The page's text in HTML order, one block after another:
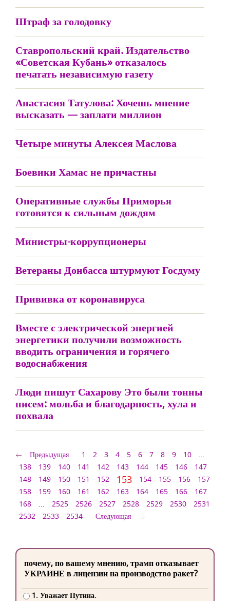
Штраф за голодовку
Ставропольский край. Издательство
«Советская Кубань» отказалось
печатать независимую газету
Анастасия Татулова: Хочешь мнение
высказать — заплати миллион
Четыре минуты Алексея Маслова
Боевики Хамас не причастны
Оперативные службы Приморья
готовятся к сильным дождям
Министры-коррупционеры
Ветераны Донбасса штурмуют Госдуму
Прививка от коронавируса
Вместе с электрической энергией
энергетики получили возможность
вводить ограничения и горячего
водоснабжения
Люди пишут Сахарову Это были тонны
писем: мольба и благодарность, хула и
похвала
Предыдущая 1 2 3 4 5 6 7 8 9 10
...
138
139 140 141 142 143 144 145 146
147
148
149 150 151 152 153 154 155 156
157
158
159 160 161 162 163 164 165 166
167
168
... 2525 2526 2527 2528 2529 2530
2531
2532
2533 2534 Следующая
почему, по вашему мнению, трамп отказывает
УКРАИНЕ в лицензии на производство ракет?
1. Уважает Путина.